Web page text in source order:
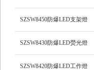
SZSW8450防爆LED支架燈
SZSW8430防爆LED熒光燈
SZSW8420防爆LED工作燈